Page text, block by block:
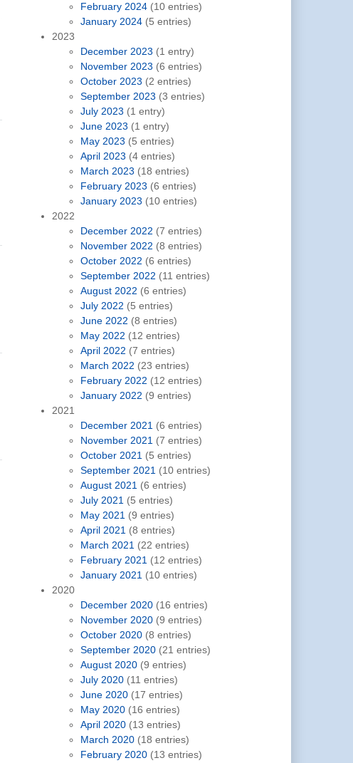
February 2024 (10 entries)
January 2024 (5 entries)
2023
December 2023 (1 entry)
November 2023 (6 entries)
October 2023 (2 entries)
September 2023 (3 entries)
July 2023 (1 entry)
June 2023 (1 entry)
May 2023 (5 entries)
April 2023 (4 entries)
March 2023 (18 entries)
February 2023 (6 entries)
January 2023 (10 entries)
2022
December 2022 (7 entries)
November 2022 (8 entries)
October 2022 (6 entries)
September 2022 (11 entries)
August 2022 (6 entries)
July 2022 (5 entries)
June 2022 (8 entries)
May 2022 (12 entries)
April 2022 (7 entries)
March 2022 (23 entries)
February 2022 (12 entries)
January 2022 (9 entries)
2021
December 2021 (6 entries)
November 2021 (7 entries)
October 2021 (5 entries)
September 2021 (10 entries)
August 2021 (6 entries)
July 2021 (5 entries)
May 2021 (9 entries)
April 2021 (8 entries)
March 2021 (22 entries)
February 2021 (12 entries)
January 2021 (10 entries)
2020
December 2020 (16 entries)
November 2020 (9 entries)
October 2020 (8 entries)
September 2020 (21 entries)
August 2020 (9 entries)
July 2020 (11 entries)
June 2020 (17 entries)
May 2020 (16 entries)
April 2020 (13 entries)
March 2020 (18 entries)
February 2020 (13 entries)